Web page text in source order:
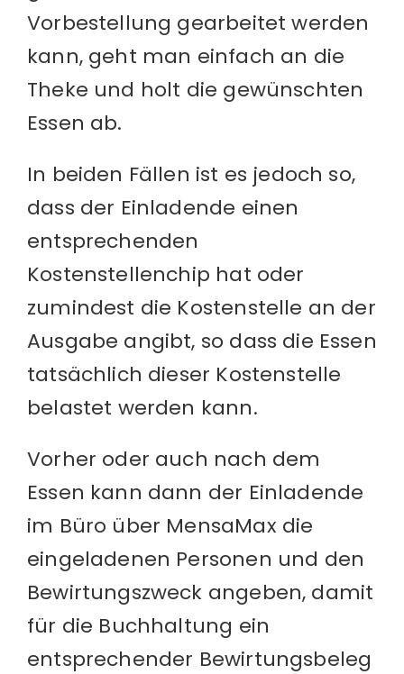
Vorbestellung gearbeitet werden
kann, geht man einfach an die
Theke und holt die gewünschten
Essen ab.
In beiden Fällen ist es jedoch so,
dass der Einladende einen
entsprechenden
Kostenstellenchip hat oder
zumindest die Kostenstelle an der
Ausgabe angibt, so dass die Essen
tatsächlich dieser Kostenstelle
belastet werden kann.
Vorher oder auch nach dem
Essen kann dann der Einladende
im Büro über MensaMax die
eingeladenen Personen und den
Bewirtungszweck angeben, damit
für die Buchhaltung ein
entsprechender Bewirtungsbeleg